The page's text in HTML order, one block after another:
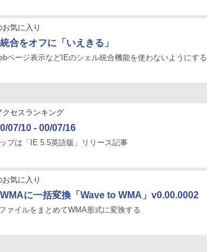
気に入り
合をオフに「いえきる」
ページ表示などIEのシェル統合機能を使わないようにする
クセスランキング
07/10 - 00/07/16
プは「IE 5.5英語版」リリース記事
気に入り
に一括変換「Wave to WMA」v0.00.0002
ァイルをまとめてWMA形式に変換する